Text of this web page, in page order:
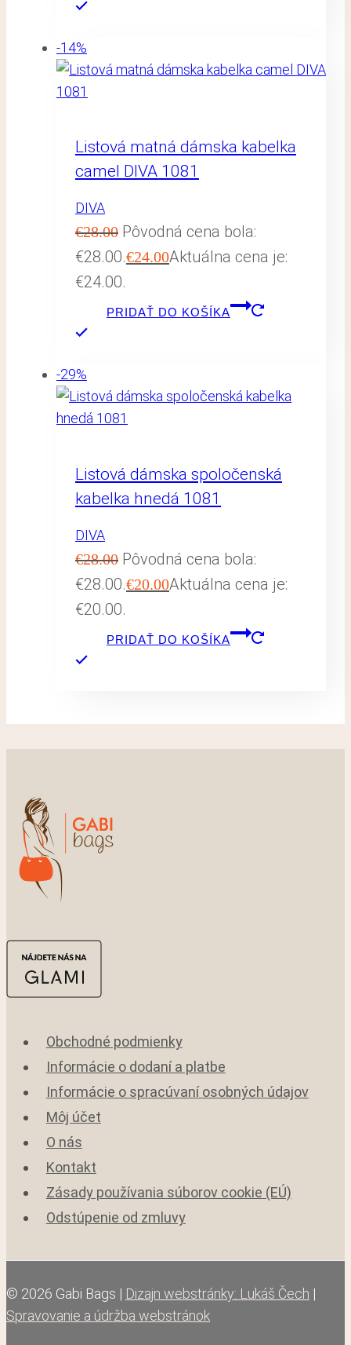
-14%
Listová matná dámska kabelka
camel DIVA 1081
DIVA
€28.00 Pôvodná cena bola:
€28.00.€24.00Aktuálna cena je:
€24.00.
PRIDAŤ DO KOŠÍKA
-29%
Listová dámska spoločenská
kabelka hnedá 1081
DIVA
€28.00 Pôvodná cena bola:
€28.00.€20.00Aktuálna cena je:
€20.00.
PRIDAŤ DO KOŠÍKA
Obchodné podmienky
Informácie o dodaní a platbe
Informácie o spracúvaní osobných údajov
Môj účet
O nás
Kontakt
Zásady používania súborov cookie (EÚ)
Odstúpenie od zmluvy
© 2026 Gabi Bags | Dizajn webstránky: Lukáš Čech |
Spravovanie a údržba webstránok